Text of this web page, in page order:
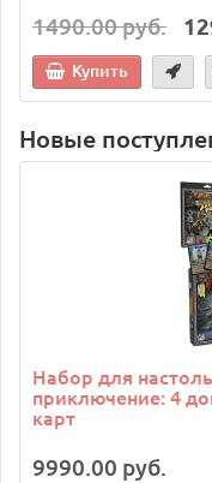
1490.00 руб.
Купить
Новые
Набор для
приключение: 4
карт
9990.00 руб.